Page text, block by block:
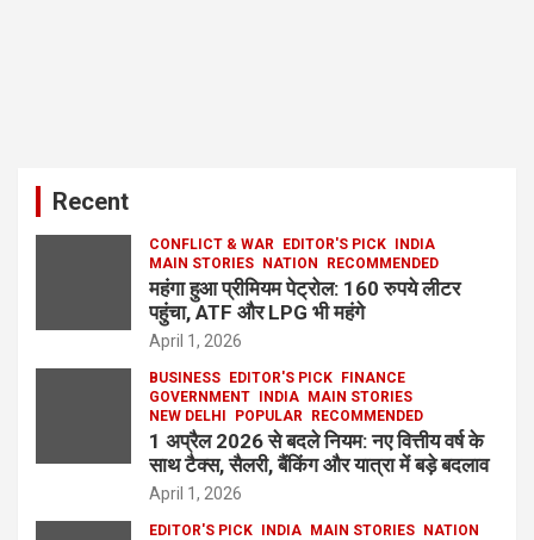
Recent
CONFLICT & WAR EDITOR'S PICK
INDIA
MAIN STORIES
NATION RECOMMENDED
महंगा हुआ प्रीमियम पेट्रोल: 160 रुपये लीटर
पहुंचा, ATF और LPG भी महंगे
April 1, 2026
BUSINESS EDITOR'S PICK
FINANCE
GOVERNMENT
INDIA
MAIN STORIES
NEW DELHI
POPULAR RECOMMENDED
1 अप्रैल 2026 से बदले नियम: नए वित्तीय वर्ष के
साथ टैक्स, सैलरी, बैंकिंग और यात्रा में बड़े बदलाव
April 1, 2026
EDITOR'S PICK INDIA MAIN STORIES
NATION